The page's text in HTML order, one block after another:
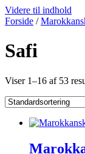
Videre til indhold
Forside /
Safi
Viser 1–16 af 53